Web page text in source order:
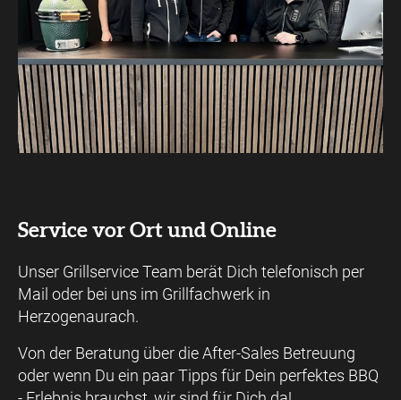
Service vor Ort und Online
Unser Grillservice Team berät Dich telefonisch per
Mail oder bei uns im Grillfachwerk in
Herzogenaurach.
Von der Beratung über die After-Sales Betreuung
oder wenn Du ein paar Tipps für Dein perfektes BBQ